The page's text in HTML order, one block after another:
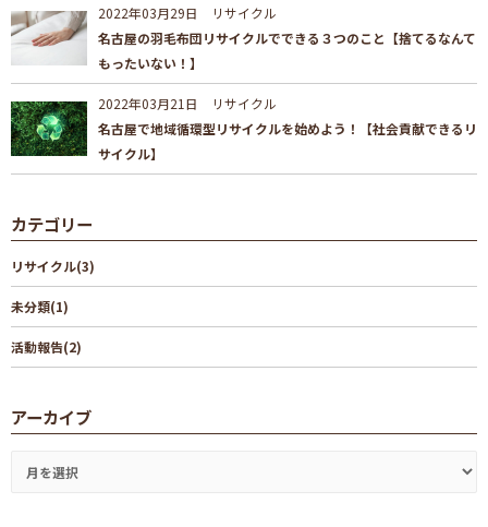
2022年03月29日
リサイクル
名古屋の羽毛布団リサイクルでできる３つのこと【捨てるなんて
もったいない！】
2022年03月21日
リサイクル
名古屋で地域循環型リサイクルを始めよう！【社会貢献できるリ
サイクル】
カテゴリー
リサイクル(3)
未分類(1)
活動報告(2)
アーカイブ